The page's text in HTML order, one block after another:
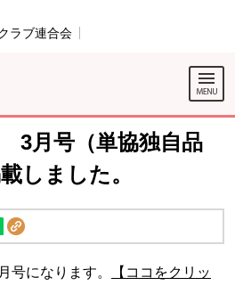
ラブ連合会
ューです。
キップする
で。
3月号（単協独自品
しました。
号になります。
【ココをクリッ